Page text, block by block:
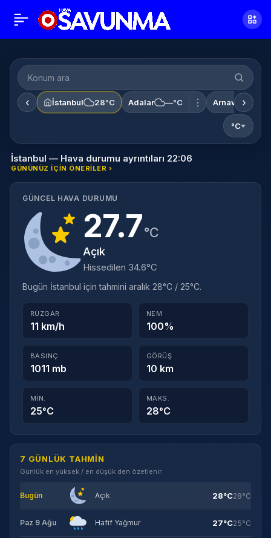
‹ İstanbul 28°C Adalar —°C ⋮ Arnavutköy
›
°C
İstanbul — Hava durumu ayrıntıları 22:06
GÜNÜNÜZ IÇIN ÖNERILER ›
GÜNCEL HAVA DURUMU
27.7°C
Açık
Hissedilen 34.6°C
Bugün İstanbul için tahmini aralık 28°C / 25°C.
RÜZGAR
11 km/h
NEM
100%
BASINÇ
1011 mb
GÖRÜŞ
10 km
MIN.
25°C
MAKS.
28°C
7 GÜNLÜK TAHMIN
Günlük en yüksek / en düşük den özetlenir.
Bugün Açık 28°C28°C
Paz 9 Ağu Hafif Yağmur 27°C25°C